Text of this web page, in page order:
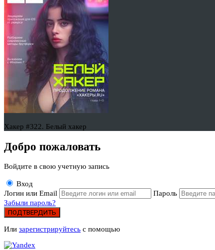
Хакер #322. Белый хакер
Добро пожаловать
Войдите в свою учетную запись
Вход
Логин или Email
Пароль
Забыли пароль?
ПОДТВЕРДИТЬ
Или зарегистрируйтесь с помощью